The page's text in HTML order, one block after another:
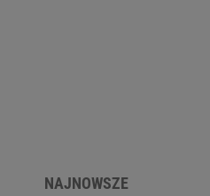
NAJNOWSZE